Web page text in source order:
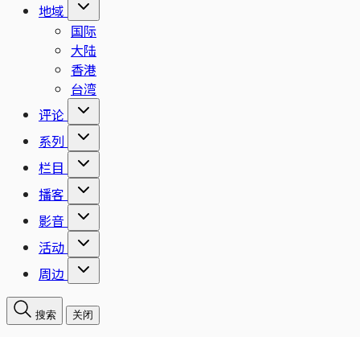
地域
国际
大陆
香港
台湾
评论
系列
栏目
播客
影音
活动
周边
搜索 关闭